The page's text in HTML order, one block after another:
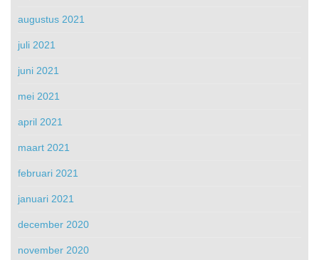
augustus 2021
juli 2021
juni 2021
mei 2021
april 2021
maart 2021
februari 2021
januari 2021
december 2020
november 2020